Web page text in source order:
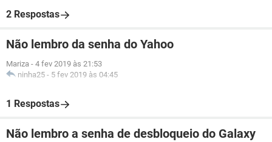
2 Respostas
Não lembro da senha do Yahoo
Mariza - 4 fev 2019 às 21:53
ninha25 - 5 fev 2019 às 04:45
1 Respostas
Não lembro a senha de desbloqueio do Galaxy